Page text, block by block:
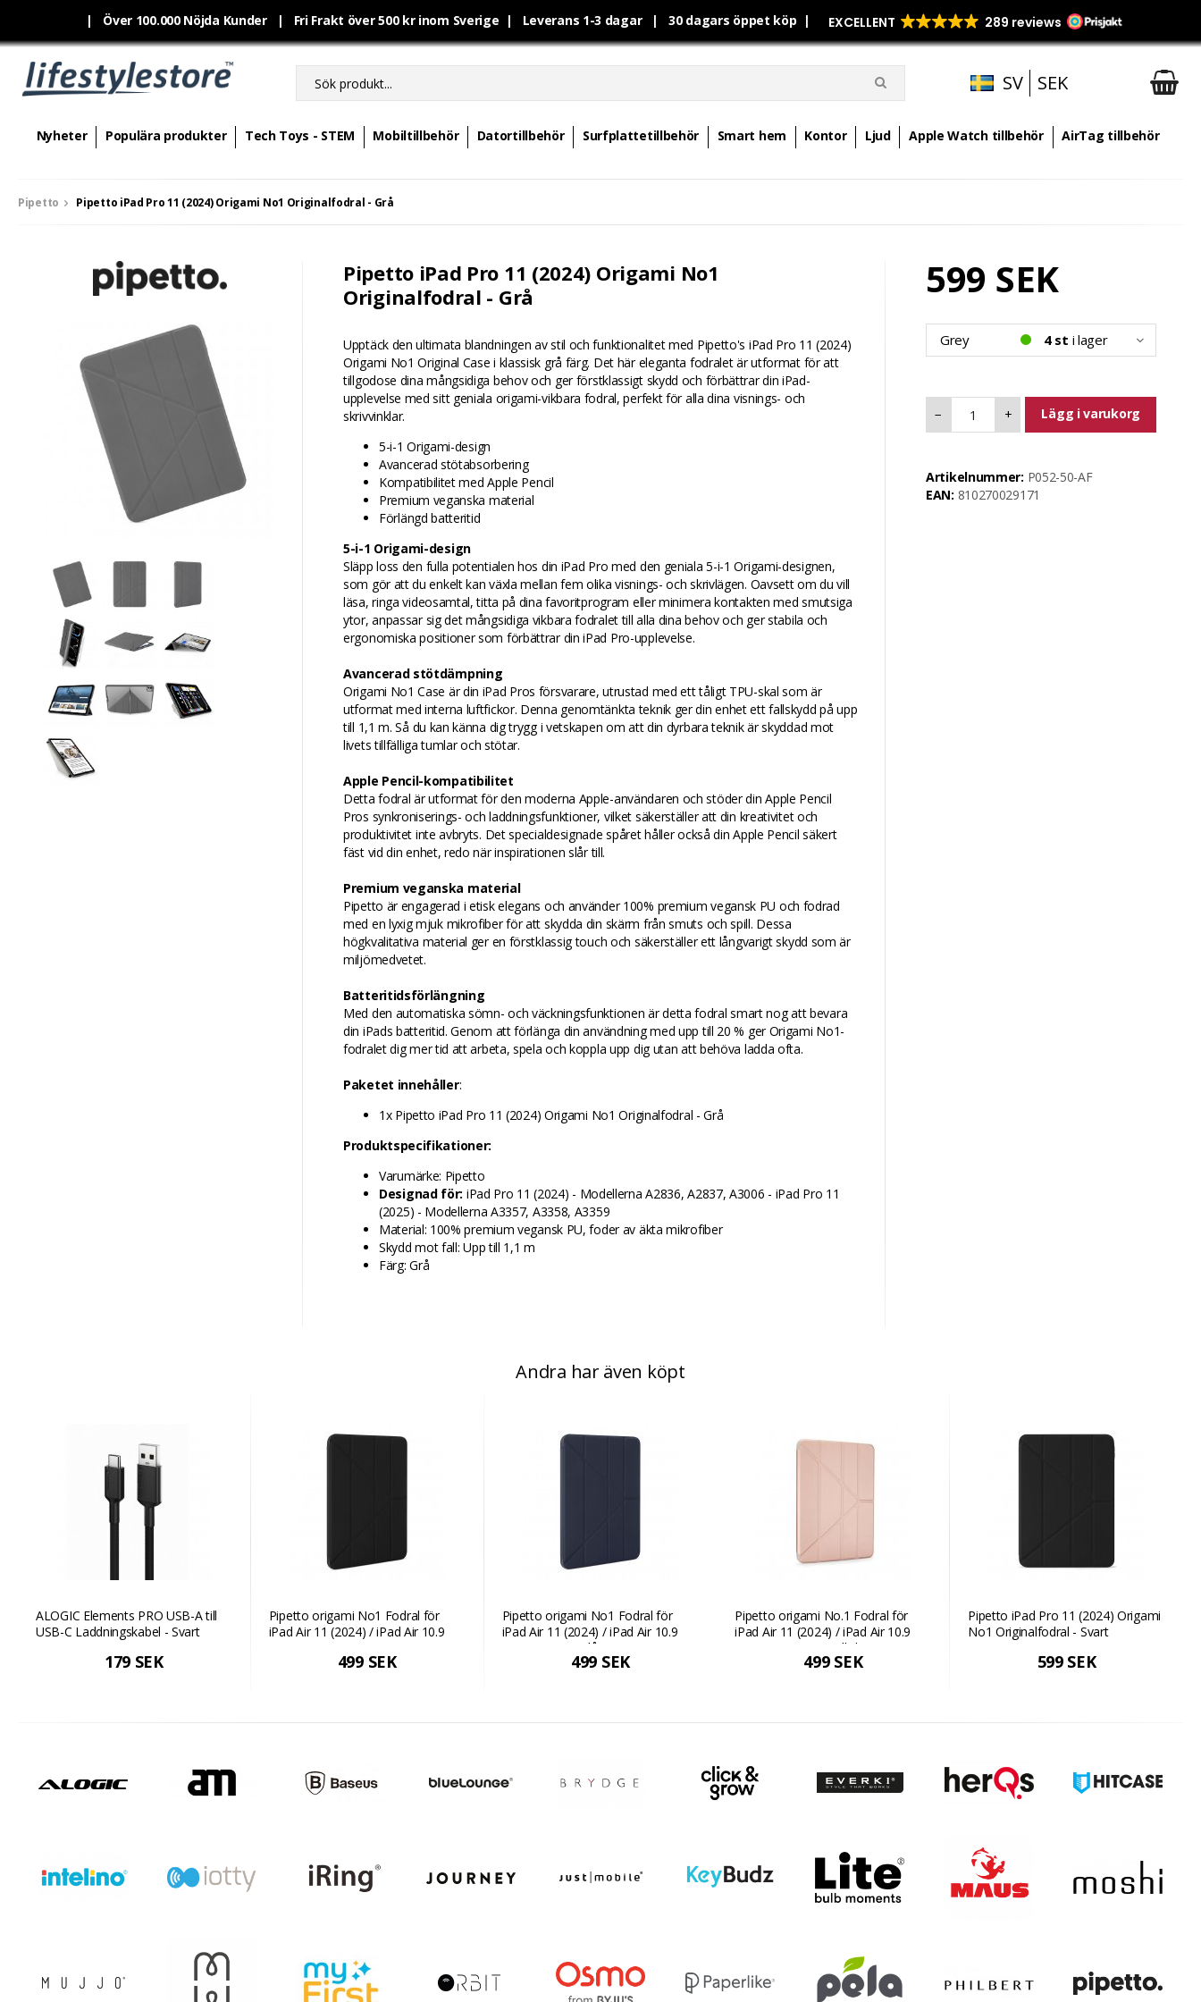
| Över 100.000 Nöjda Kunder | Fri Frakt över 500 kr inom Sverige | Leverans 1-3 dagar | 30 dagars öppet köp |
SV SEK
Nyheter Populära produkter Tech Toys - STEM Mobiltillbehör Datortillbehör Surfplattetillbehör Smart hem Kontor Ljud Apple Watch tillbehör AirTag tillbehör
Pipetto Pipetto iPad Pro 11 (2024) Origami No1 Originalfodral - Grå
Pipetto iPad Pro 11 (2024) Origami No1
Originalfodral - Grå
Upptäck den ultimata blandningen av stil och funktionalitet med Pipetto's iPad Pro 11 (2024)
Origami No1 Original Case i klassisk grå färg. Det här eleganta fodralet är utformat för att
tillgodose dina mångsidiga behov och ger förstklassigt skydd och förbättrar din iPad-
upplevelse med sitt geniala origami-vikbara fodral, perfekt för alla dina visnings- och
skrivvinklar.
5-i-1 Origami-design
Avancerad stötabsorbering
Kompatibilitet med Apple Pencil
Premium veganska material
Förlängd batteritid
5-i-1 Origami-design
Släpp loss den fulla potentialen hos din iPad Pro med den geniala 5-i-1 Origami-designen,
som gör att du enkelt kan växla mellan fem olika visnings- och skrivlägen. Oavsett om du vill
läsa, ringa videosamtal, titta på dina favoritprogram eller minimera kontakten med smutsiga
ytor, anpassar sig det mångsidiga vikbara fodralet till alla dina behov och ger stabila och
ergonomiska positioner som förbättrar din iPad Pro-upplevelse.
Avancerad stötdämpning
Origami No1 Case är din iPad Pros försvarare, utrustad med ett tåligt TPU-skal som är
utformat med interna luftfickor. Denna genomtänkta teknik ger din enhet ett fallskydd på upp
till 1,1 m. Så du kan känna dig trygg i vetskapen om att din dyrbara teknik är skyddad mot
livets tillfälliga tumlar och stötar.
Apple Pencil-kompatibilitet
Detta fodral är utformat för den moderna Apple-användaren och stöder din Apple Pencil
Pros synkroniserings- och laddningsfunktioner, vilket säkerställer att din kreativitet och
produktivitet inte avbryts. Det specialdesignade spåret håller också din Apple Pencil säkert
fäst vid din enhet, redo när inspirationen slår till.
Premium veganska material
Pipetto är engagerad i etisk elegans och använder 100% premium vegansk PU och fodrad
med en lyxig mjuk mikrofiber för att skydda din skärm från smuts och spill. Dessa
högkvalitativa material ger en förstklassig touch och säkerställer ett långvarigt skydd som är
miljömedvetet.
Batteritidsförlängning
Med den automatiska sömn- och väckningsfunktionen är detta fodral smart nog att bevara
din iPads batteritid. Genom att förlänga din användning med upp till 20 % ger Origami No1-
fodralet dig mer tid att arbeta, spela och koppla upp dig utan att behöva ladda ofta.
Paketet innehåller:
1x Pipetto iPad Pro 11 (2024) Origami No1 Originalfodral - Grå
Produktspecifikationer:
Varumärke: Pipetto
Designad för: iPad Pro 11 (2024) - Modellerna A2836, A2837, A3006 - iPad Pro 11
(2025) - Modellerna A3357, A3358, A3359
Material: 100% premium vegansk PU, foder av äkta mikrofiber
Skydd mot fall: Upp till 1,1 m
Färg: Grå
599 SEK
Grey 4 st i lager
− + Lägg i varukorg
Artikelnummer: P052-50-AF
EAN: 810270029171
Andra har även köpt
ALOGIC Elements PRO USB-A till
USB-C Laddningskabel - Svart
179 SEK
Pipetto origami No1 Fodral för
iPad Air 11 (2024) / iPad Air 10.9
499 SEK
Pipetto origami No1 Fodral för
iPad Air 11 (2024) / iPad Air 10.9
(2022/2020) - Blå
499 SEK
Pipetto origami No.1 Fodral för
iPad Air 11 (2024) / iPad Air 10.9
(2022/2020) - Metallisk rosa
499 SEK
Pipetto iPad Pro 11 (2024) Origami
No1 Originalfodral - Svart
599 SEK